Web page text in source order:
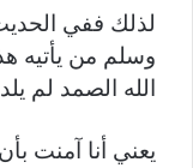
لذلك ففي
وسلم من يأتيه
الله الصمد لم
يعني أنا آمنت